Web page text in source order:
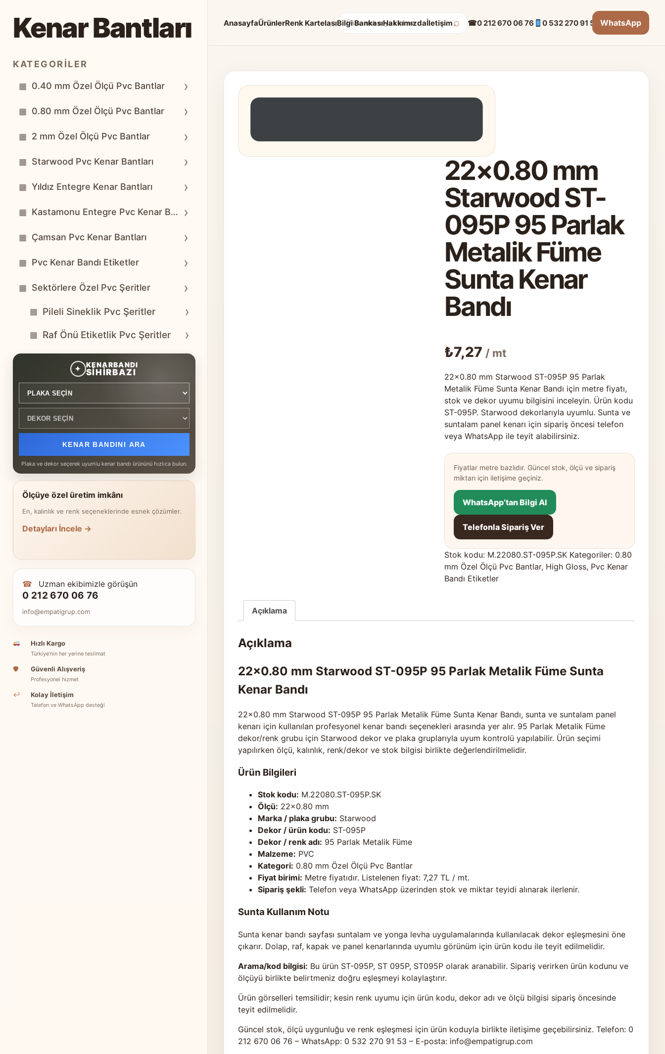
Kenar Bantları
KATEGORILER
▦ 0.40 mm Özel Ölçü Pvc Bantlar ›
▦ 0.80 mm Özel Ölçü Pvc Bantlar ›
▦ 2 mm Özel Ölçü Pvc Bantlar ›
▦ Starwood Pvc Kenar Bantları ›
▦ Yıldız Entegre Kenar Bantları ›
▦ Kastamonu Entegre Pvc Kenar Bantları ›
▦ Çamsan Pvc Kenar Bantları ›
▦ Pvc Kenar Bandı Etiketler ›
▦ Sektörlere Özel Pvc Şeritler ›
▦ Pileli Sineklik Pvc Şeritler ›
▦ Raf Önü Etiketlik Pvc Şeritler ›
✦ KENARBANDI
SİHİRBAZI
KENAR BANDINI ARA
Plaka ve dekor seçerek uyumlu kenar bandı ürününü hızlıca bulun.
Ölçüye özel üretim imkânı
En, kalınlık ve renk seçeneklerinde esnek çözümler.
Detayları İncele →
☎ Uzman ekibimizle görüşün
0 212 670 06 76
info@empatigrup.com
Hızlı Kargo
Türkiye’nin her yerine teslimat
🛡 Güvenli Alışveriş
Profesyonel hizmet
↩ Kolay İletişim
Telefon ve WhatsApp desteği
AnasayfaÜrünlerRenk KartelasıBilgi BankasıHakkımızdaİletişim
Arama: ⌕ ☎0 212 670 06 76 0 532 270 91 53 WhatsApp
22×0.80 mm
Starwood ST-
095P 95 Parlak
Metalik Füme
Sunta Kenar
Bandı
₺7,27 / mt
22×0.80 mm Starwood ST-095P 95 Parlak
Metalik Füme Sunta Kenar Bandı için metre fiyatı,
stok ve dekor uyumu bilgisini inceleyin. Ürün kodu
ST-095P. Starwood dekorlarıyla uyumlu. Sunta ve
suntalam panel kenarı için sipariş öncesi telefon
veya WhatsApp ile teyit alabilirsiniz.
Fiyatlar metre bazlıdır. Güncel stok, ölçü ve sipariş
miktarı için iletişime geçiniz.
WhatsApp’tan Bilgi Al
Telefonla Sipariş Ver
Stok kodu: M.22080.ST-095P.SK Kategoriler: 0.80
mm Özel Ölçü Pvc Bantlar, High Gloss, Pvc Kenar
Bandı Etiketler
Açıklama
Açıklama
22×0.80 mm Starwood ST-095P 95 Parlak Metalik Füme Sunta
Kenar Bandı
22×0.80 mm Starwood ST-095P 95 Parlak Metalik Füme Sunta Kenar Bandı, sunta ve suntalam panel
kenarı için kullanılan profesyonel kenar bandı seçenekleri arasında yer alır. 95 Parlak Metalik Füme
dekor/renk grubu için Starwood dekor ve plaka gruplarıyla uyum kontrolü yapılabilir. Ürün seçimi
yapılırken ölçü, kalınlık, renk/dekor ve stok bilgisi birlikte değerlendirilmelidir.
Ürün Bilgileri
Stok kodu: M.22080.ST-095P.SK
Ölçü: 22×0.80 mm
Marka / plaka grubu: Starwood
Dekor / ürün kodu: ST-095P
Dekor / renk adı: 95 Parlak Metalik Füme
Malzeme: PVC
Kategori: 0.80 mm Özel Ölçü Pvc Bantlar
Fiyat birimi: Metre fiyatıdır. Listelenen fiyat: 7,27 TL / mt.
Sipariş şekli: Telefon veya WhatsApp üzerinden stok ve miktar teyidi alınarak ilerlenir.
Sunta Kullanım Notu
Sunta kenar bandı sayfası suntalam ve yonga levha uygulamalarında kullanılacak dekor eşleşmesini öne
çıkarır. Dolap, raf, kapak ve panel kenarlarında uyumlu görünüm için ürün kodu ile teyit edilmelidir.
Arama/kod bilgisi: Bu ürün ST-095P, ST 095P, ST095P olarak aranabilir. Sipariş verirken ürün kodunu ve
ölçüyü birlikte belirtmeniz doğru eşleşmeyi kolaylaştırır.
Ürün görselleri temsilidir; kesin renk uyumu için ürün kodu, dekor adı ve ölçü bilgisi sipariş öncesinde
teyit edilmelidir.
Güncel stok, ölçü uygunluğu ve renk eşleşmesi için ürün koduyla birlikte iletişime geçebilirsiniz. Telefon: 0
212 670 06 76 – WhatsApp: 0 532 270 91 53 – E-posta: info@empatigrup.com